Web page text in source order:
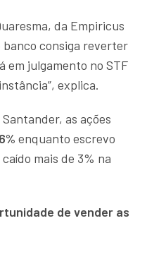
da Empiricus
banco consiga reverter
em julgamento no STF
explica.
as ações
enquanto escrevo
mais de 3% na
de vender as